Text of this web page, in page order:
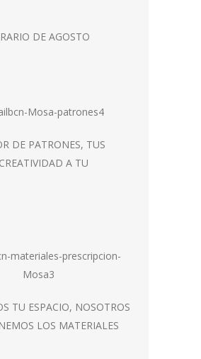
DE AGOSTO
DE PATRONES, TUS
A TU
TU ESPACIO, NOSOTROS
LOS MATERIALES